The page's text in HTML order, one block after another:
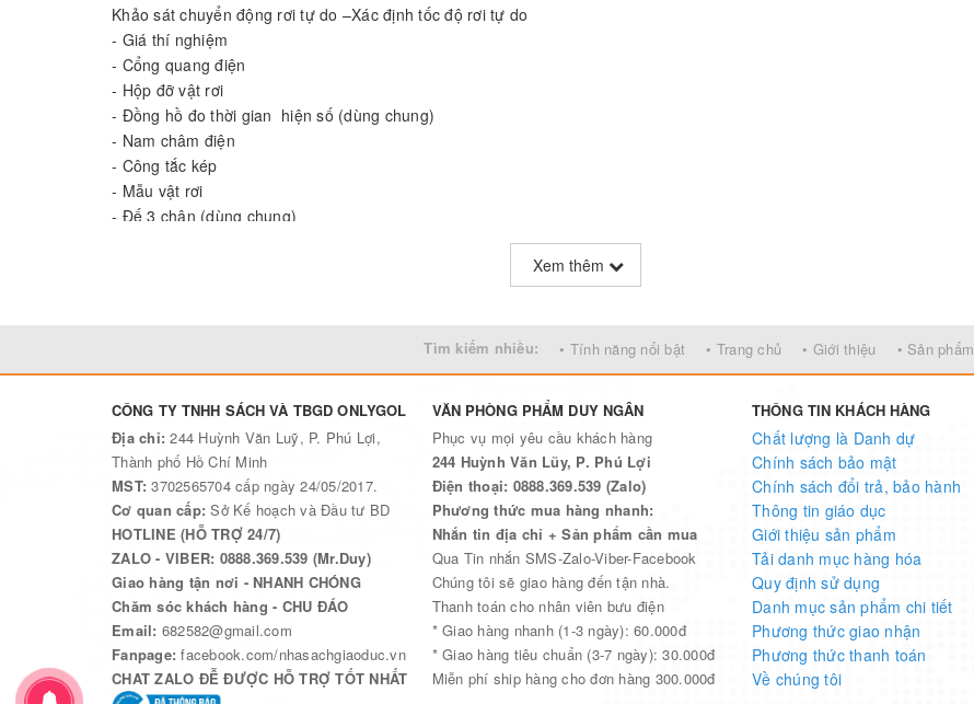
Khảo sát chuyển động rơi tự do –Xác định tốc độ rơi tự do
- Giá thí nghiệm
- Cổng quang điện
- Hộp đỡ vật rơi
- Đồng hồ đo thời gian hiện số (dùng chung)
- Nam châm điện
- Công tắc kép
- Mẫu vật rơi
- Đế 3 chân (dùng chung)
Xem thêm
Tìm kiếm nhiều: • Tính năng nổi bật • Trang chủ • Giới thiệu • Sản phẩm
CÔNG TY TNHH SÁCH VÀ TBGD ONLYGOL
Địa chỉ:244 Huỳnh Văn Luỹ, P. Phú Lợi,
Thành phố Hồ Chí Minh
MST:3702565704 cấp ngày 24/05/2017.
Cơ quan cấp:Sở Kế hoạch và Đầu tư BD
HOTLINE (HỖ TRỢ 24/7)
ZALO - VIBER: 0888.369.539 (Mr.Duy)
Giao hàng tận nơi - NHANH CHÓNG
Chăm sóc khách hàng - CHU ĐÁO
Email: 682582@gmail.com
Fanpage:facebook.com/nhasachgiaoduc.vn
CHAT ZALO ĐỄ ĐƯỢC HỖ TRỢ TỐT NHẤT
VĂN PHÒNG PHẨM DUY NGÂN
Phục vụ mọi yêu cầu khách hàng
244 Huỳnh Văn Lũy, P. Phú Lợi
Điện thoại: 0888.369.539 (Zalo)
Phương thức mua hàng nhanh:
Nhắn tin địa chỉ + Sản phẩm cần mua
Qua Tin nhắn SMS-Zalo-Viber-Facebook
Chúng tôi sẽ giao hàng đến tận nhà.
Thanh toán cho nhân viên bưu điện
* Giao hàng nhanh (1-3 ngày): 60.000đ
* Giao hàng tiêu chuẩn (3-7 ngày): 30.000đ
Miễn phí ship hàng cho đơn hàng 300.000đ
THÔNG TIN KHÁCH HÀNG
Chất lượng là Danh dự
Chính sách bảo mật
Chính sách đổi trả, bảo hành
Thông tin giáo dục
Giới thiệu sản phẩm
Tải danh mục hàng hóa
Quy định sử dụng
Danh mục sản phẩm chi tiết
Phương thức giao nhận
Phương thức thanh toán
Về chúng tôi